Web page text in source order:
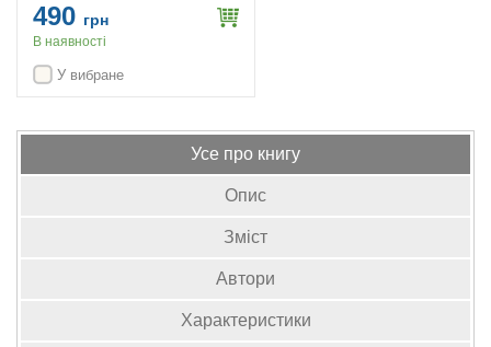
490 грн
В наявності
У вибране
Усе про книгу
Опис
Зміст
Автори
Характеристики